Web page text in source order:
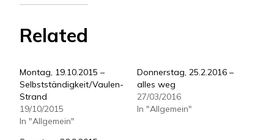
Related
Montag, 19.10.2015 –
Selbstständigkeit/Vaulen-
Strand
19/10/2015
In "Allgemein"
Donnerstag, 25.2.2016 –
alles weg
27/03/2016
In "Allgemein"